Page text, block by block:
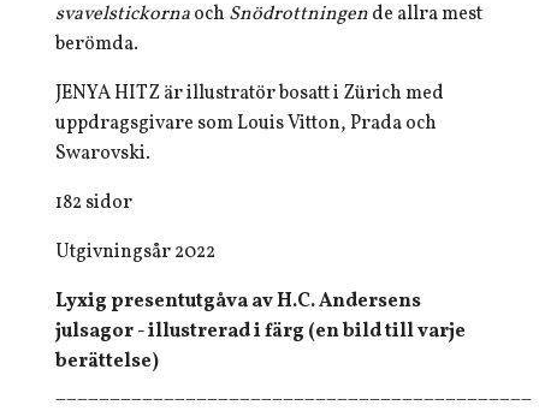
svavelstickornaoch Snödrottningende allra mest
berömda.
JENYA HITZ är illustratör bosatt i Zürich med
uppdragsgivare som Louis Vitton, Prada och
Swarovski.
182 sidor
Utgivningsår 2022
Lyxig presentutgåva av H.C. Andersens
julsagor - illustrerad i färg (en bild till varje
berättelse)